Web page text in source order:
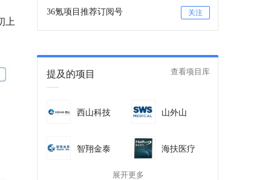
上
36氪项目推荐订阅号 关注
提及的项目 查看项目库
西山科技 山外山
智翔金泰 海扶医疗
展开更多